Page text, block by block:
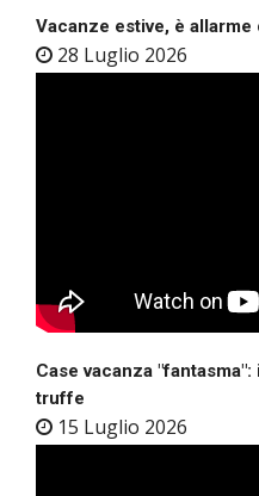
Vacanze estive, è
28 Luglio 2026
Case vacanza
truffe
15 Luglio 2026